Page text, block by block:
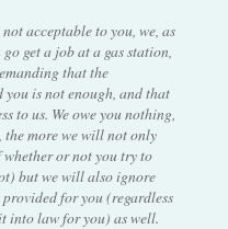
acceptable to you, we, as
get a job at a gas station,
that the
is not enough, and that
to us. We owe you nothing,
the more we will not only
or not you try to
but we will also ignore
for you (regardless
into law for you) as well.